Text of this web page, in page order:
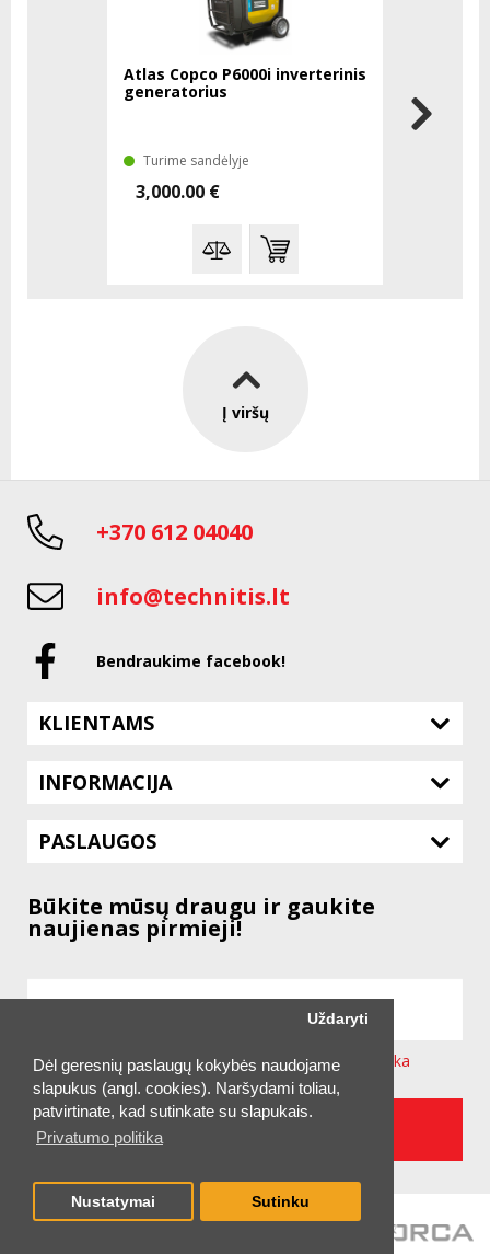
Dėl geresnių paslaugų kokybės naudojame
slapukus (angl. cookies). Naršydami toliau,
patvirtinate, kad sutinkate su slapukais.
Privatumo politika
Uždaryti
Nustatymai Sutinku
Atlas Copco P6000i inverterinis
generatorius
Turime sandėlyje
3,000.00 €
Į viršų
+370 612 04040
info@technitis.lt
Bendraukime facebook!
KLIENTAMS
INFORMACIJA
PASLAUGOS
Būkite mūsų draugu ir gaukite
naujienas pirmieji!
Sutinku su svetainėje taikomaPrivatumo Politika
UŽSAKYTI NAUJIENLAIŠKĮ
2026 © UAB "TECHNITIS LT"